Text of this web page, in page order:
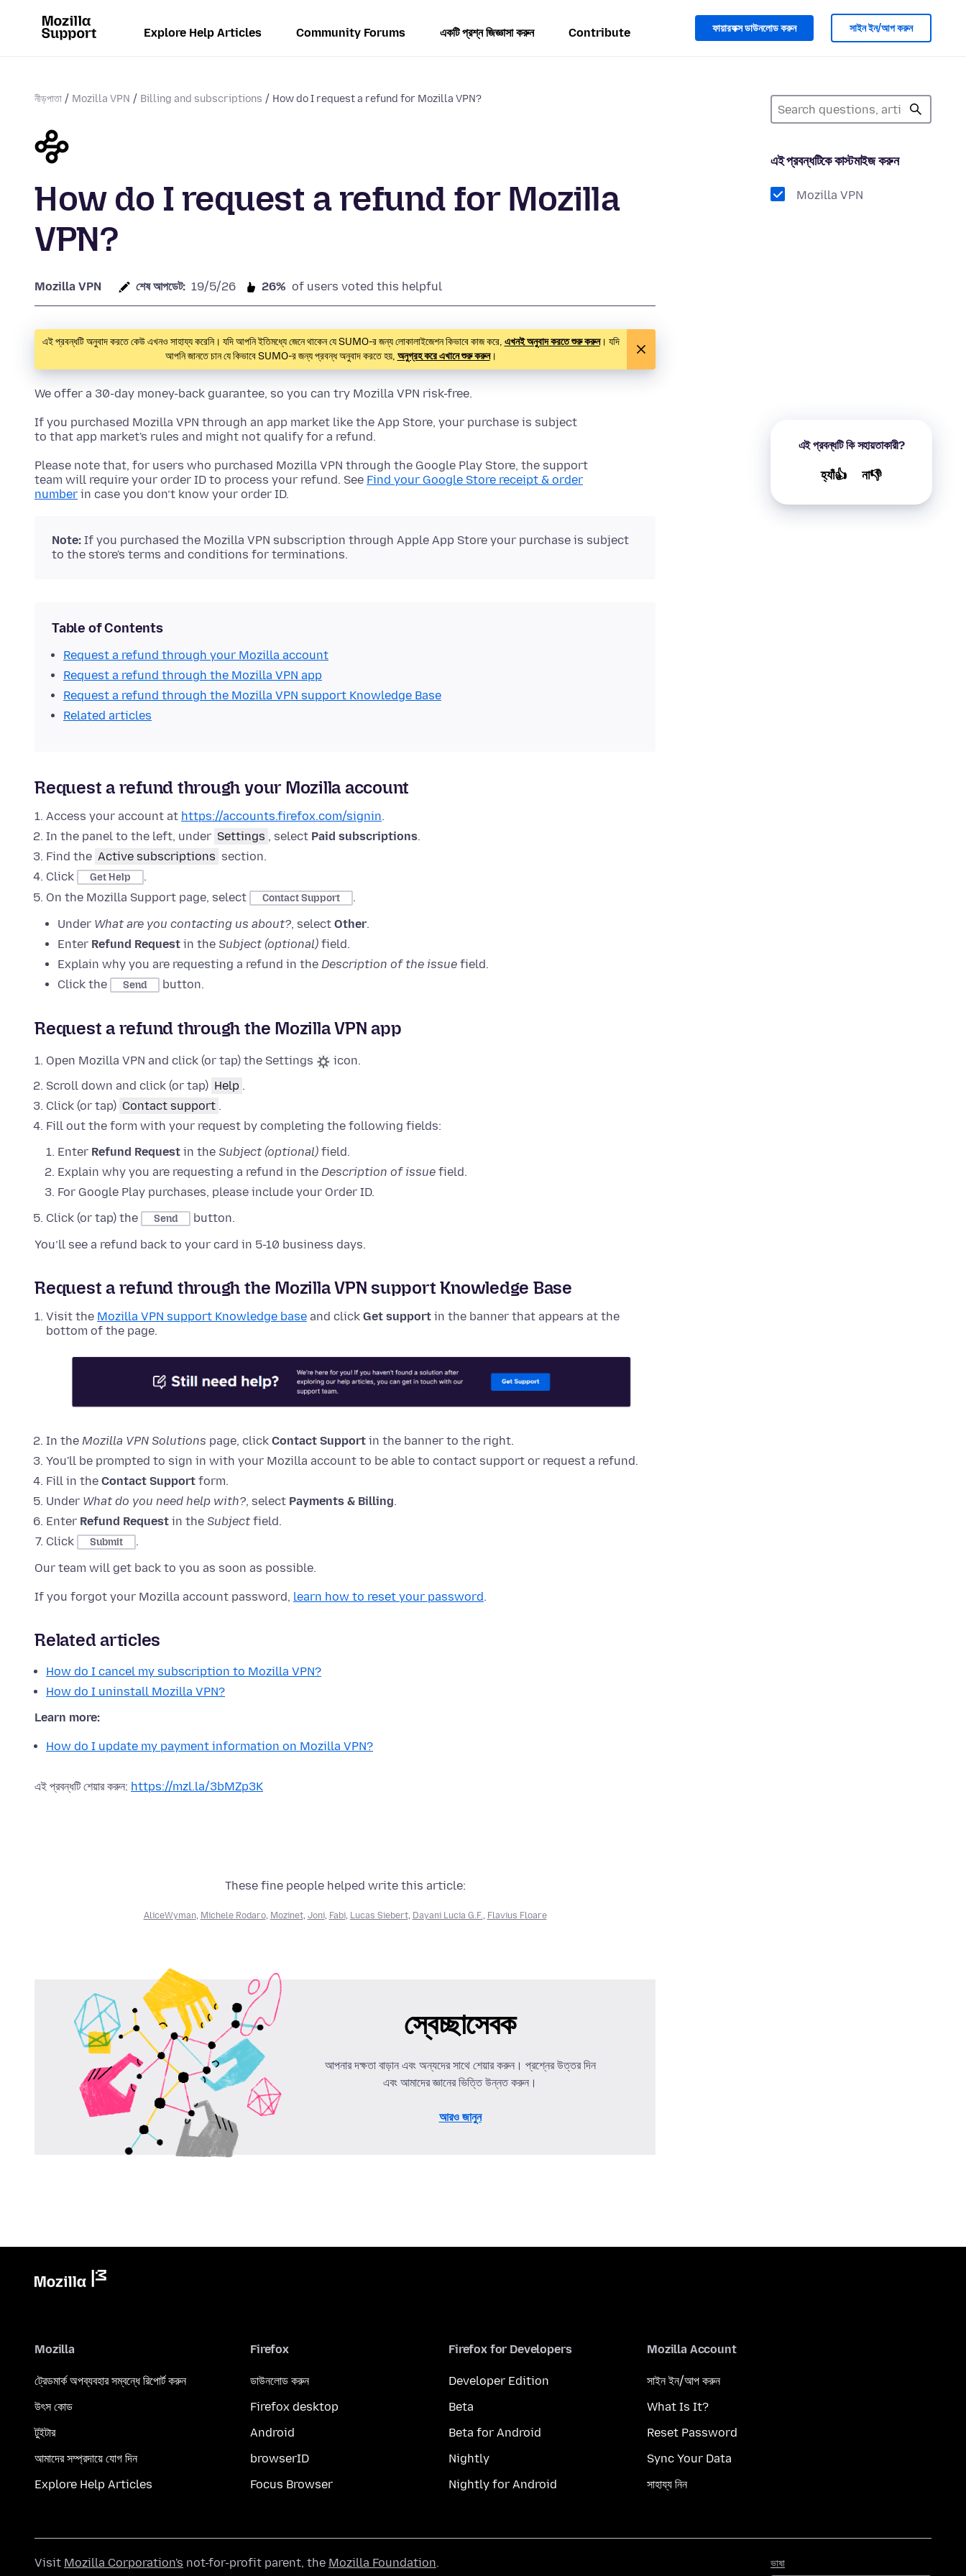
Explore Help Articles Community Forums একটি প্রশ্ন জিজ্ঞাসা করুন Contribute ফায়ারফক্স ডাউনলোড করুন সাইন ইন/আপ করুন
নীড়পাতা Mozilla VPN Billing and subscriptions How do I request a refund for Mozilla VPN?
এই প্রবন্ধটিকে কাস্টমাইজ করুন
Mozilla VPN
এই প্রবন্ধটি কি সহায়তাকারী?
হ্যাঁ👍 না👎
How do I request a refund for Mozilla
VPN?
Mozilla VPN শেষ আপডেট: 19/5/26 26% of users voted this helpful
এই প্রবন্ধটি অনুবাদ করতে কেউ এখনও সাহায্য করেনি। যদি আপনি ইতিমধ্যে জেনে থাকেন যে SUMO-র জন্য লোকালাইজেশন কিভাবে কাজ করে, এখনই অনুবাদ করতে শুরু করুন। যদি
আপনি জানতে চান যে কিভাবে SUMO-র জন্য প্রবন্ধ অনুবাদ করতে হয়, অনুগ্রহ করে এখানে শুরু করুন।
We offer a 30-day money-back guarantee, so you can try Mozilla VPN risk-free.
If you purchased Mozilla VPN through an app market like the App Store, your purchase is subject
to that app market's rules and might not qualify for a refund.
Please note that, for users who purchased Mozilla VPN through the Google Play Store, the support
team will require your order ID to process your refund. See Find your Google Store receipt & order
number in case you don’t know your order ID.
Note: If you purchased the Mozilla VPN subscription through Apple App Store your purchase is subject
to the store's terms and conditions for terminations.
Table of Contents
Request a refund through your Mozilla account
Request a refund through the Mozilla VPN app
Request a refund through the Mozilla VPN support Knowledge Base
Related articles
Request a refund through your Mozilla account
Access your account at https://accounts.firefox.com/signin.
In the panel to the left, under Settings , select Paid subscriptions.
Find the Active subscriptions section.
Click
Get Help
.
On the Mozilla Support page, select
Contact Support
.
Under What are you contacting us about?, select Other.
Enter Refund Request in the Subject (optional) field.
Explain why you are requesting a refund in the Description of the issue field.
Click the
Send button.
Request a refund through the Mozilla VPN app
Open Mozilla VPN and click (or tap) the Settings
icon.
Scroll down and click (or tap) Help .
Click (or tap) Contact support .
Fill out the form with your request by completing the following fields:
Enter Refund Request in the Subject (optional) field.
Explain why you are requesting a refund in the Description of issue field.
For Google Play purchases, please include your Order ID.
Click (or tap) the
Send
button.
You’ll see a refund back to your card in 5-10 business days.
Request a refund through the Mozilla VPN support Knowledge Base
Visit the Mozilla VPN support Knowledge base and click Get support in the banner that appears at the
bottom of the page.
In the Mozilla VPN Solutions page, click Contact Support in the banner to the right.
You'll be prompted to sign in with your Mozilla account to be able to contact support or request a refund.
Fill in the Contact Support form.
Under What do you need help with?, select Payments & Billing.
Enter Refund Request in the Subject field.
Click
Submit
.
Our team will get back to you as soon as possible.
If you forgot your Mozilla account password, learn how to reset your password.
Related articles
How do I cancel my subscription to Mozilla VPN?
How do I uninstall Mozilla VPN?
Learn more:
How do I update my payment information on Mozilla VPN?
এই প্রবন্ধটি শেয়ার করুন: https://mzl.la/3bMZp3K
These fine people helped write this article:
AliceWyman, Michele Rodaro, Mozinet, Joni, Fabi, Lucas Siebert, Dayani Lucia G.F., Flavius Floare
স্বেচ্ছাসেবক
আপনার দক্ষতা বাড়ান এবং অন্যদের সাথে শেয়ার করুন। প্রশ্নের উত্তর দিন
এবং আমাদের জ্ঞানের ভিত্তি উন্নত করুন।
আরও জানুন
Mozilla
ট্রেডমার্ক অপব্যবহার সম্বন্ধে রিপোর্ট করুন
উৎস কোড
টুইটার
আমাদের সম্প্রদায়ে যোগ দিন
Explore Help Articles
Firefox
ডাউনলোড করুন
Firefox desktop
Android
browserID
Focus Browser
Firefox for Developers
Developer Edition
Beta
Beta for Android
Nightly
Nightly for Android
Mozilla Account
সাইন ইন/আপ করুন
What Is It?
Reset Password
Sync Your Data
সাহায্য নিন
ভাষা
Visit Mozilla Corporation's not-for-profit parent, the Mozilla Foundation.